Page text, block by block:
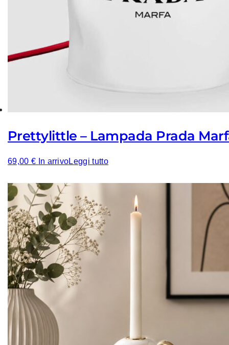
Prettylittle – Lampada Prada
69,00 € In arrivoLeggi tutto